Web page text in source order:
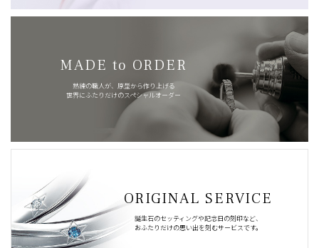
MADE to ORDER
熟練の職人が、原型から作り上げる
世界にふたりだけのスペシャルオーダー
ORIGINAL SERVICE
誕生石のセッティングや記念日の刻印など、
おふたりだけの思い出を刻むサービスです。